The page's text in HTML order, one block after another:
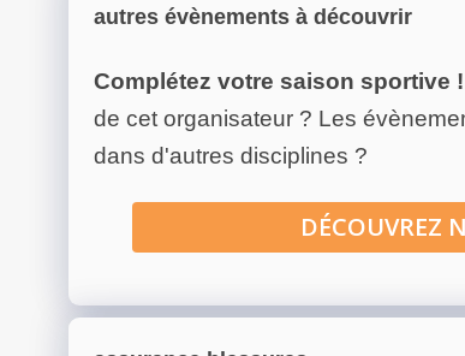
autres évènements à découvrir
Complétez votre saison sportive !
de cet organisateur ? Les
dans d'autres disciplines ?
DÉCOUVREZ